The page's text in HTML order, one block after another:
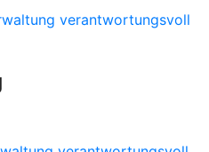
verantwortungsvoll